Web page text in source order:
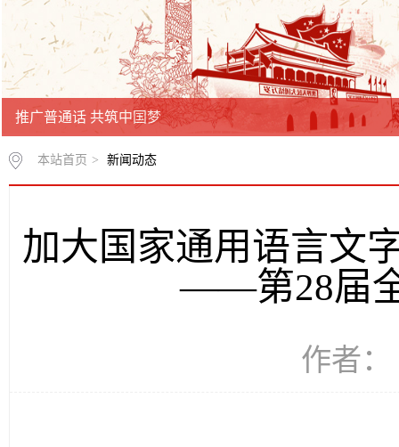
推广普通话 共筑中国梦
本站首页 > 新闻动态
加大国家通用语言文
——第28届
作者：